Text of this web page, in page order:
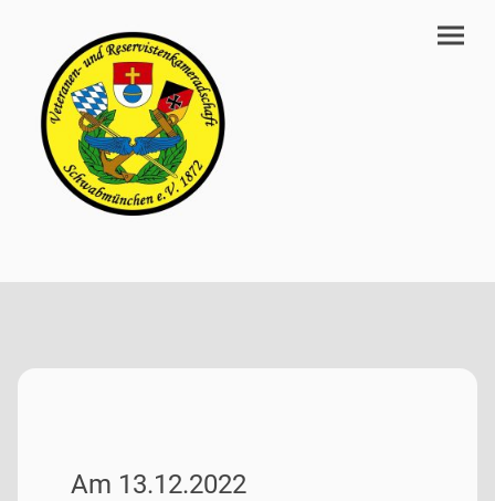
Am 13.12.2022